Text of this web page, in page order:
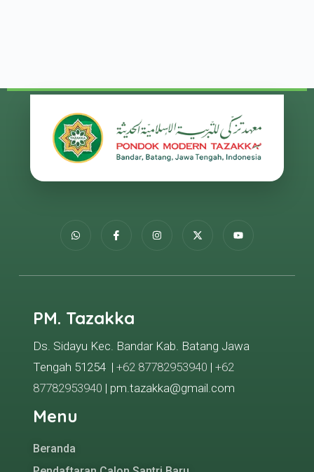
PM. Tazakka
Ds. Sidayu Kec. Bandar Kab. Batang Jawa
Tengah 51254 | +62 87782953940 | +62
87782953940 | pm.tazakka@gmail.com
Menu
Beranda